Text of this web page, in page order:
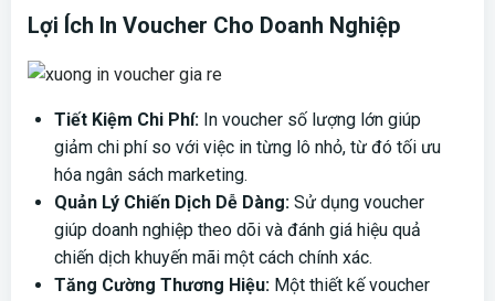
Lợi Ích In Voucher Cho Doanh Nghiệp
Tiết Kiệm Chi Phí: In voucher số lượng lớn giúp
giảm chi phí so với việc in từng lô nhỏ, từ đó tối ưu
hóa ngân sách marketing.
Quản Lý Chiến Dịch Dễ Dàng: Sử dụng voucher
giúp doanh nghiệp theo dõi và đánh giá hiệu quả
chiến dịch khuyến mãi một cách chính xác.
Tăng Cường Thương Hiệu: Một thiết kế voucher